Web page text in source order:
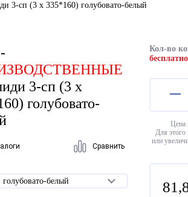
3-сп (3 х 335*160) голубовато-белый
3-сп (3 х
голубовато-
Сравнить
голубовато-белый
Кол-во
бесплатно
–
Цена
Для этого
или